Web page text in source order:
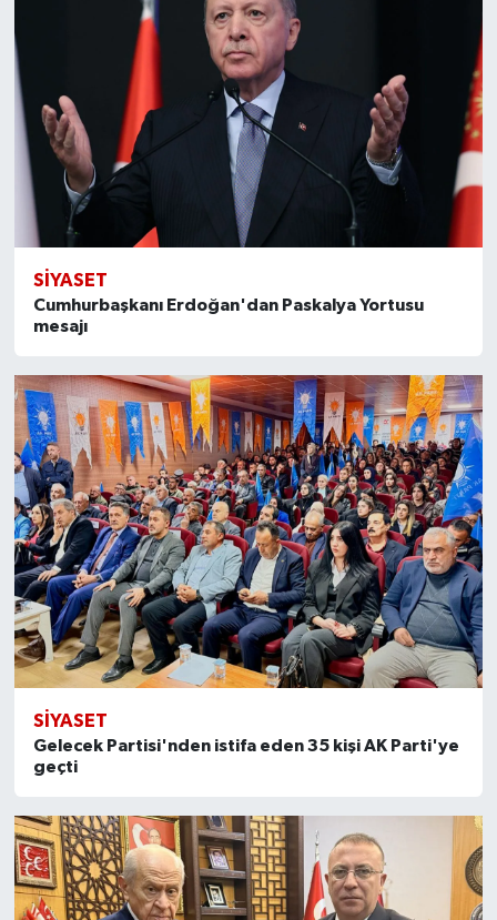
SİYASET
Cumhurbaşkanı Erdoğan'dan Paskalya Yortusu
mesajı
SİYASET
Gelecek Partisi'nden istifa eden 35 kişi AK Parti'ye
geçti